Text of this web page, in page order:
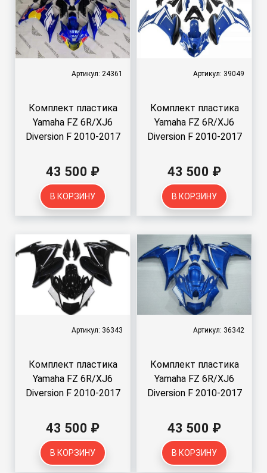
Артикул: 24361
Комплект пластика
Yamaha FZ 6R/XJ6
Diversion F 2010-2017
43 500 ₽
В КОРЗИНУ
Артикул: 39049
Комплект пластика
Yamaha FZ 6R/XJ6
Diversion F 2010-2017
43 500 ₽
В КОРЗИНУ
Артикул: 36343
Комплект пластика
Yamaha FZ 6R/XJ6
Diversion F 2010-2017
43 500 ₽
В КОРЗИНУ
Артикул: 36342
Комплект пластика
Yamaha FZ 6R/XJ6
Diversion F 2010-2017
43 500 ₽
В КОРЗИНУ